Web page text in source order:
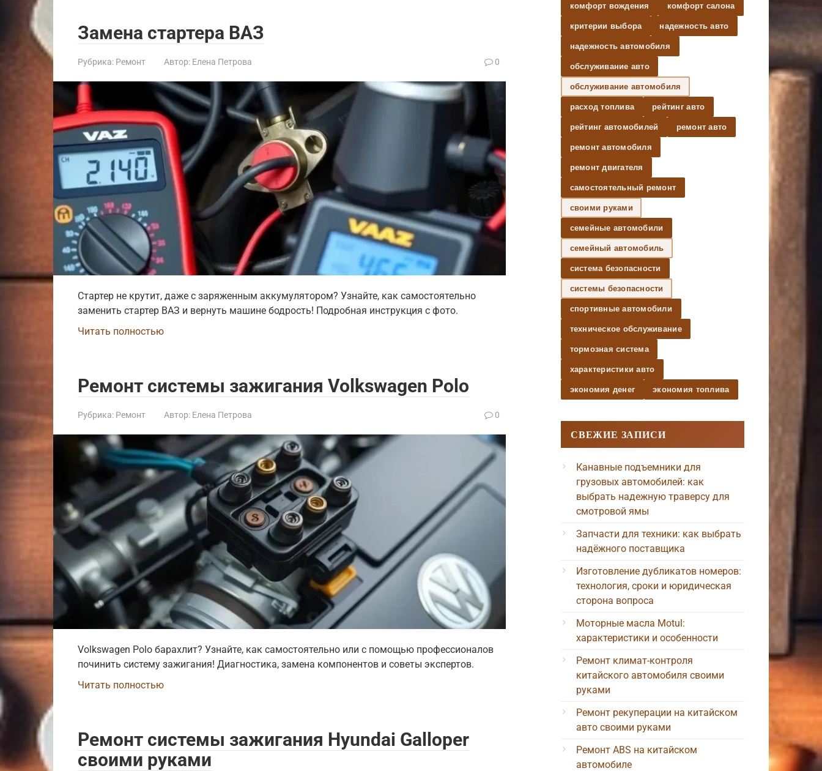
Замена стартера ВАЗ
Рубрика: Ремонт Автор: Елена Петрова 0
Стартер не крутит, даже с заряженным аккумулятором? Узнайте, как самостоятельно
заменить стартер ВАЗ и вернуть машине бодрость! Подробная инструкция с фото.
Читать полностью
Ремонт системы зажигания Volkswagen Polo
Рубрика: Ремонт Автор: Елена Петрова 0
Volkswagen Polo барахлит? Узнайте, как самостоятельно или с помощью профессионалов
починить систему зажигания! Диагностика, замена компонентов и советы экспертов.
Читать полностью
Ремонт системы зажигания Hyundai Galloper
своими руками
комфорт вождения комфорт салона
критерии выбора надежность авто
надежность автомобиля
обслуживание авто
обслуживание автомобиля
расход топлива рейтинг авто
рейтинг автомобилей ремонт авто
ремонт автомобиля
ремонт двигателя
самостоятельный ремонт
своими руками
семейные автомобили
семейный автомобиль
система безопасности
системы безопасности
спортивные автомобили
техническое обслуживание
тормозная система
характеристики авто
экономия денег экономия топлива
СВЕЖИЕ ЗАПИСИ
Канавные подъемники для
грузовых автомобилей: как
выбрать надежную траверсу для
смотровой ямы
Запчасти для техники: как выбрать
надёжного поставщика
Изготовление дубликатов номеров:
технология, сроки и юридическая
сторона вопроса
Моторные масла Motul:
характеристики и особенности
Ремонт климат-контроля
китайского автомобиля своими
руками
Ремонт рекуперации на китайском
авто своими руками
Ремонт ABS на китайском
автомобиле